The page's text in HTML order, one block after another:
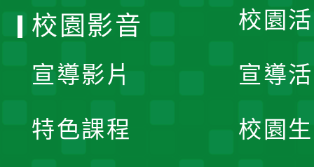
校園
宣導
校園
校園影音
宣導影片
特色課程